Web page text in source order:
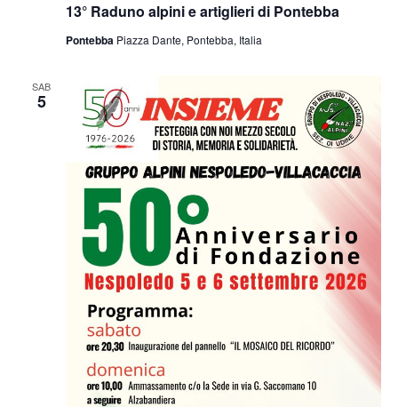
13° Raduno alpini e artiglieri di Pontebba
Pontebba Piazza Dante, Pontebba, Italia
SAB
5